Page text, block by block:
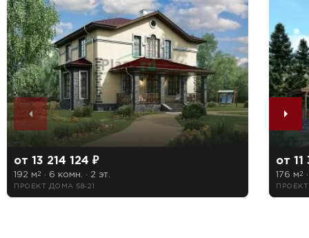
от 13 214 124 ₽
192 м2 · 6 комн. · 2 эт.
ПРОЕКТ ДОМА 58-21
от
176 м2